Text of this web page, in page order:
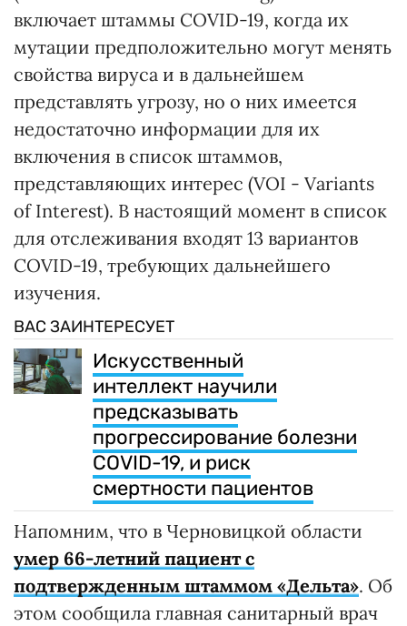
включает штаммы COVID-19, когда их
мутации предположительно могут менять
свойства вируса и в дальнейшем
представлять угрозу, но о них имеется
недостаточно информации для их
включения в список штаммов,
представляющих интерес (VOI - Variants
of Interest). В настоящий момент в список
для отслеживания входят 13 вариантов
COVID-19, требующих дальнейшего
изучения.
ВАС ЗАИНТЕРЕСУЕТ
Искусственный
интеллект научили
предсказывать
прогрессирование болезни
COVID-19, и риск
смертности пациентов
Напомним, что в Черновицкой области
умер 66-летний пациент с
подтвержденным штаммом «Дельта». Об
этом сообщила главная санитарный врач